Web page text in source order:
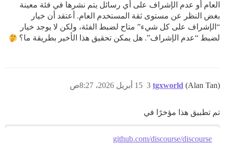
العام أو عدم الإشراف على أي رسائل يتم نشرها في فئة معينة
بغض النظر عن مستوى ثقة المستخدم العام. أعتقد أن خيار
“الإشراف على كل شيء” متاح لضبط الفئة، ولكن لا يوجد خيار
لضبط “عدم الإشراف”. هل يمكن تحقيق هذا الأخير بطريقة ما؟
tgxworld (Alan Tan) 15 أبريل 2026، 8:27ص 3
تم تطبيق هذا مؤخرًا في
github.com/discourse/discourse